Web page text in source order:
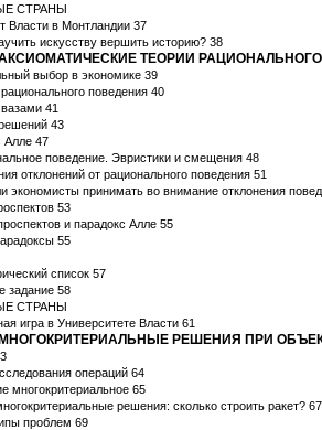
СТРАНЫ
Власти в Монтландии 37
искусству вершить историю? 38
АКСИОМАТИЧЕСКИЕ ТЕОРИИ
выбор в экономике 39
поведения 40
41
43
Алле 47
поведение. Эвристики и смещения 48
отклонений от рационального поведения 51
экономисты принимать во внимание отклонения
53
и парадокс Алле 55
55
список 57
задание 58
СТРАНЫ
игра в Университете Власти 61
МНОГОКРИТЕРИАЛЬНЫЕ РЕШЕНИЯ ПРИ
операций 64
многокритериальное 65
решения: сколько строить ракет? 67
проблем 69